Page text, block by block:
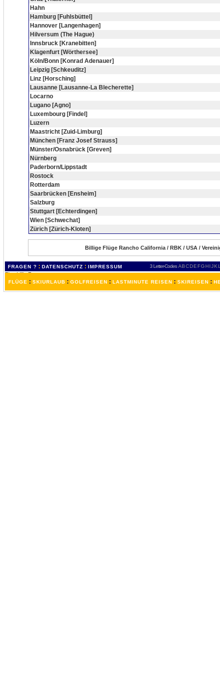
Hahn
Hamburg [Fuhlsbüttel]
Hannover [Langenhagen]
Hilversum (The Hague)
Innsbruck [Kranebitten]
Klagenfurt [Wörthersee]
Köln/Bonn [Konrad Adenauer]
Leipzig [Schkeuditz]
Linz [Horsching]
Lausanne [Lausanne-La Blecherette]
Locarno
Lugano [Agno]
Luxembourg [Findel]
Luzern
Maastricht [Zuid-Limburg]
München [Franz Josef Strauss]
Münster/Osnabrück [Greven]
Nürnberg
Paderborn/Lippstadt
Rostock
Rotterdam
Saarbrücken [Ensheim]
Salzburg
Stuttgart [Echterdingen]
Wien [Schwechat]
Zürich [Zürich-Kloten]
Billige Flüge Rancho California / RBK / USA /
FRAGEN ? : DATENSCHUTZ : IMPRESSUM 3 Letter-Codes ABCDEFGH IJKL
FLÜGE : SKIURLAUB : GOLFREISEN : LASTMINUTE REISEN : SKIREISEN :